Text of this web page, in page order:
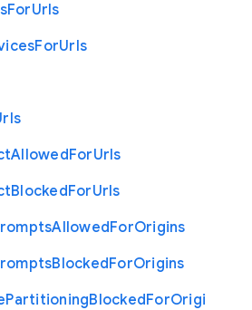
ForUrls
ForUrls
AllowedForUrls
BlockedForUrls
AllowedForOrigins
BlockedForOrigins
PartitioningBlockedForOrigi